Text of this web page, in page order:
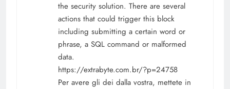
the security solution. There are several
actions that could trigger this block
including submitting a certain word or
phrase, a SQL command or malformed
data.
https://extrabyte.com.br/?p=24758
Per avere gli dei dalla vostra, mettete in